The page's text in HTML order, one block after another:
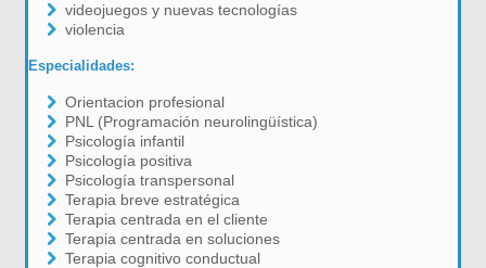
videojuegos y nuevas tecnologías
violencia
Especialidades:
Orientacion profesional
PNL (Programación neurolingüística)
Psicología infantil
Psicología positiva
Psicología transpersonal
Terapia breve estratégica
Terapia centrada en el cliente
Terapia centrada en soluciones
Terapia cognitivo conductual